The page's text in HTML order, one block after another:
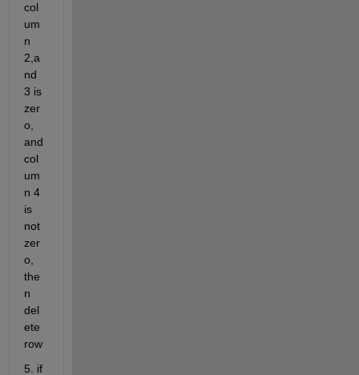
col
um
n
2,a
nd
3 is
zer
o,
and
col
um
n 4
is
not
zer
o,
the
n
del
ete
row
5. if